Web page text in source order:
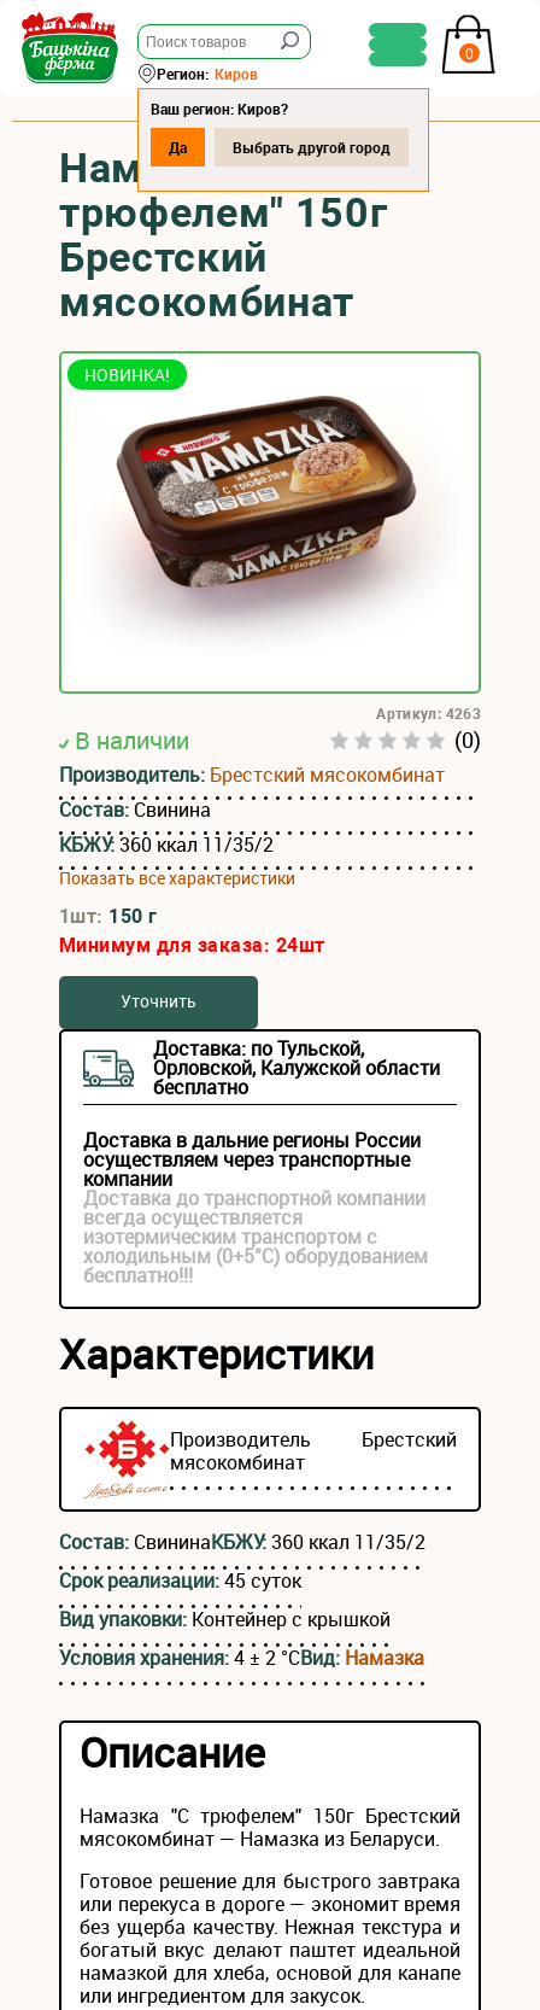
0
Регион: Киров
Ваш регион: Киров?
Да
Выбрать другой город
Намазка "С
трюфелем" 150г
Брестский
мясокомбинат
НОВИНКА!
В наличии (0)
Артикул: 4263
Производитель: Брестский мясокомбинат
Состав: Свинина
КБЖУ:360 ккал 11/35/2
Показать все характеристики
1шт: 150 г
Минимум для заказа: 24шт
Уточнить
Доставка: по Тульской,
Орловской, Калужской области
бесплатно
Доставка в дальние регионы России
осуществляем через транспортные
компании
Доставка до транспортной компании
всегда осуществляется
изотермическим транспортом с
холодильным (0+5°С) оборудованием
бесплатно!!!
Характеристики
Производитель Брестский
мясокомбинат
Состав: СвининаКБЖУ:360 ккал 11/35/2
Срок реализации:45 суток
Вид упаковки: Контейнер с крышкой
Условия хранения:4 ± 2 °СВид: Намазка
Описание
Намазка "С трюфелем" 150г Брестский
мясокомбинат — Намазка из Беларуси.
Готовое решение для быстрого завтрака
или перекуса в дороге — экономит время
без ущерба качеству. Нежная текстура и
богатый вкус делают паштет идеальной
намазкой для хлеба, основой для канапе
или ингредиентом для закусок.